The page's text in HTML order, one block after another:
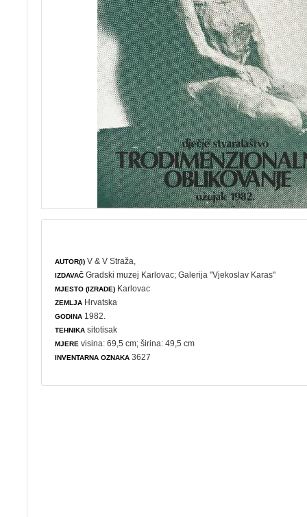
AUTOR(I) V & V Straža,
IZDAVAČ Gradski muzej Karlovac;Galerija "Vjekoslav Karas"
MJESTO (IZRADE) Karlovac
ZEMLJA Hrvatska
GODINA 1982.
TEHNIKA sitotisak
MJERE visina: 69,5 cm; širina: 49,5 cm
INVENTARNA OZNAKA 3627